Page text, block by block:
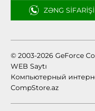
ZƏNG SIFARIŞI
© 2003-2026 GeForce
WEB Saytı
Компьютерный
CompStore.az